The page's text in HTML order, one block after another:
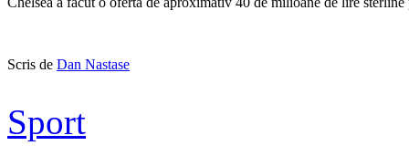
Scris de Dan Nastase
Sport